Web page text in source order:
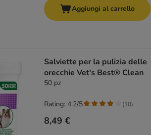
Aggiungi al carrello
Salviette per la pulizia delle
orecchie Vet's Best® Clean
50 pz
8,49 €
Rating: 4.2/5 (10)